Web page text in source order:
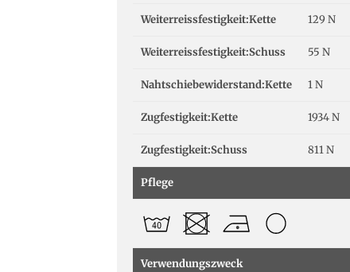
Weiterreissfestigkeit:Kette 129 N
Weiterreissfestigkeit:Schuss 55 N
Nahtschiebewiderstand:Kette 1 N
Zugfestigkeit:Kette 1934 N
Zugfestigkeit:Schuss 811 N
Pflege
Verwendungszweck